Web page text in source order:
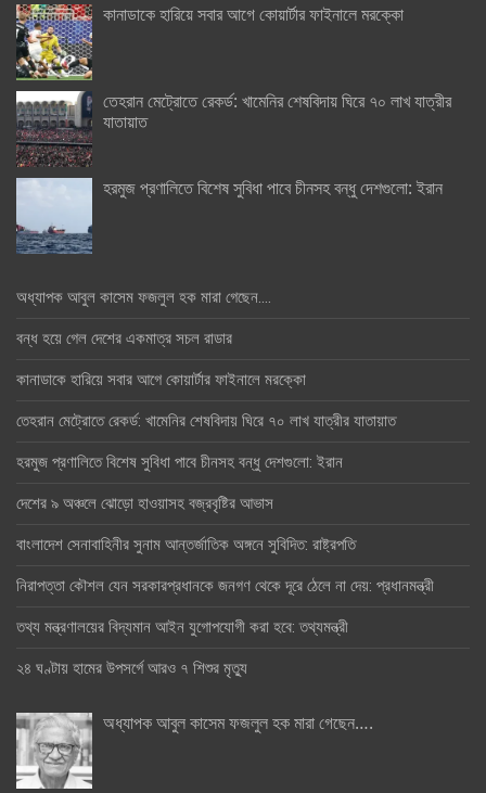
কানাডাকে হারিয়ে সবার আগে কোয়ার্টার ফাইনালে মরক্কো
তেহরান মেট্রোতে রেকর্ড: খামেনির শেষবিদায় ঘিরে ৭০ লাখ যাত্রীর
যাতায়াত
হরমুজ প্রণালিতে বিশেষ সুবিধা পাবে চীনসহ বন্ধু দেশগুলো: ইরান
অধ্যাপক আবুল কাসেম ফজলুল হক মারা গেছেন….
বন্ধ হয়ে গেল দেশের একমাত্র সচল রাডার
কানাডাকে হারিয়ে সবার আগে কোয়ার্টার ফাইনালে মরক্কো
তেহরান মেট্রোতে রেকর্ড: খামেনির শেষবিদায় ঘিরে ৭০ লাখ যাত্রীর যাতায়াত
হরমুজ প্রণালিতে বিশেষ সুবিধা পাবে চীনসহ বন্ধু দেশগুলো: ইরান
দেশের ৯ অঞ্চলে ঝোড়ো হাওয়াসহ বজ্রবৃষ্টির আভাস
বাংলাদেশ সেনাবাহিনীর সুনাম আন্তর্জাতিক অঙ্গনে সুবিদিত: রাষ্ট্রপতি
নিরাপত্তা কৌশল যেন সরকারপ্রধানকে জনগণ থেকে দূরে ঠেলে না দেয়: প্রধানমন্ত্রী
তথ্য মন্ত্রণালয়ের বিদ্যমান আইন যুগোপযোগী করা হবে: তথ্যমন্ত্রী
২৪ ঘণ্টায় হামের উপসর্গে আরও ৭ শিশুর মৃত্যু
অধ্যাপক আবুল কাসেম ফজলুল হক মারা গেছেন….